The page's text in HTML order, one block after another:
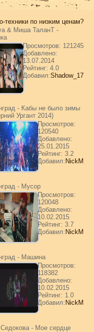
& Миша ТаланТ -
Просмотров: 121245
Добавлено:
13.07.2014
Рейтинг: 4.0
Добавил:Shadow_17
- Кабы не было зимы
Ургант 2014)
Просмотров:
120540
Добавлено:
25.01.2015
Рейтинг: 3.2
Добавил: NickM
- Мусор
Просмотров:
120048
Добавлено:
10.02.2015
Рейтинг: 3.7
Добавил: NickM
- Машина
Просмотров:
118382
Добавлено:
10.02.2015
Рейтинг: 1.0
Добавил: NickM
- Мое сердце